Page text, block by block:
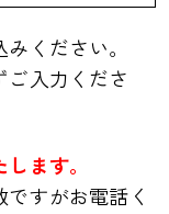
ください。
ご入力くださ
ます。
すがお電話く